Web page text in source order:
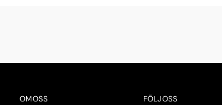
OM OSS FÖLJ OSS